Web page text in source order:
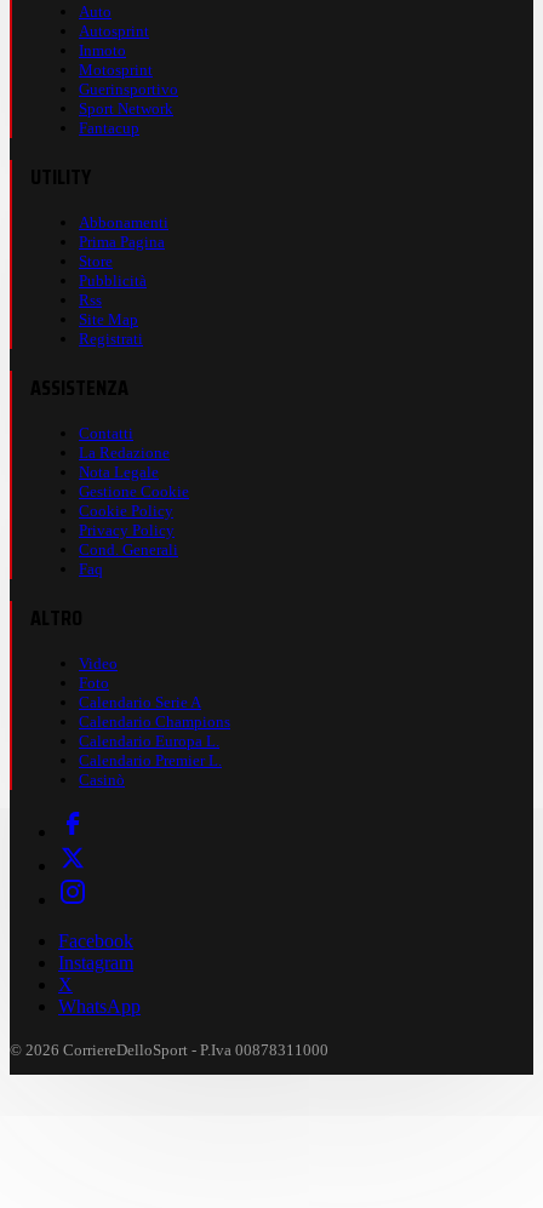
Auto
Autosprint
Inmoto
Motosprint
Guerinsportivo
Sport Network
Fantacup
Abbonamenti
Prima Pagina
Store
Pubblicità
Rss
Site Map
Registrati
Contatti
La Redazione
Nota Legale
Gestione Cookie
Cookie Policy
Privacy Policy
Cond. Generali
Faq
Video
Foto
Calendario Serie A
Calendario Champions
Calendario Europa L.
Calendario Premier L.
Casinò
Facebook
Instagram
X
WhatsApp
© 2026 CorriereDelloSport - P.Iva 00878311000